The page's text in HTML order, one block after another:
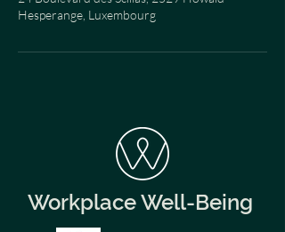
Hesperange, Luxembourg
Workplace Well-Being